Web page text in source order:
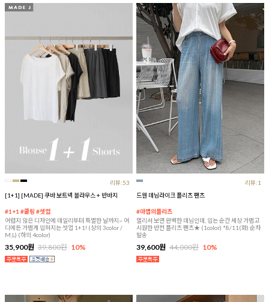
리뷰:53
[1+1] [MADE] 쿠바 보트넥 블라우스 + 반바지
#1+1 #쿨링 #셋업
어렵지 않은 디자인에 데일리부터 특별한 날까지~ 어
디에든 가볍게 입혀지는 셋업 1+1! (상의 3color /
M,L) (하의 4color)
35,900원 39,800원 10%
리뷰:1
드웬 데님라이크 플리츠 팬츠
#마법의플리츠
멀리서 보면 완벽한 데님인데, 입는 순간 세상 가볍고
시원한 반전 플리츠 팬츠★ (1color) *8/11(화) 순차
발송
39,600원 44,000원 10%